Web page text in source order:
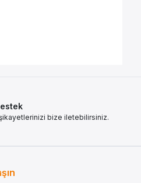
bize iletebilirsiniz.